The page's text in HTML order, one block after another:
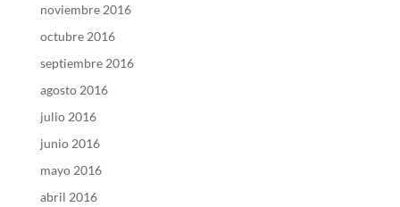
noviembre 2016
octubre 2016
septiembre 2016
agosto 2016
julio 2016
junio 2016
mayo 2016
abril 2016